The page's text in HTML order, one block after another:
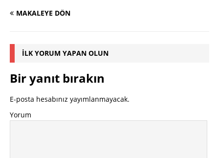
MAKALEYE DÖN
İLK YORUM YAPAN OLUN
Bir yanıt bırakın
E-posta hesabınız yayımlanmayacak.
Yorum